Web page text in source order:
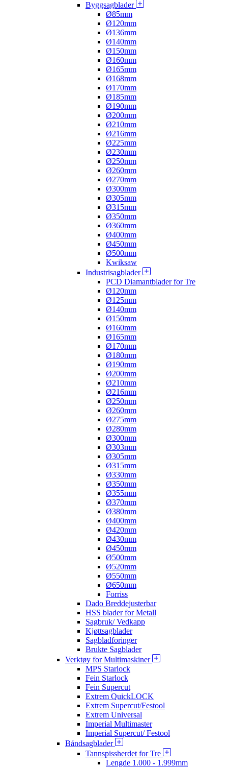
Byggsagblader
Ø85mm
Ø120mm
Ø136mm
Ø140mm
Ø150mm
Ø160mm
Ø165mm
Ø168mm
Ø170mm
Ø185mm
Ø190mm
Ø200mm
Ø210mm
Ø216mm
Ø225mm
Ø230mm
Ø250mm
Ø260mm
Ø270mm
Ø300mm
Ø305mm
Ø315mm
Ø350mm
Ø360mm
Ø400mm
Ø450mm
Ø500mm
Kwiksaw
Industrisagblader
PCD Diamantblader for Tre
Ø120mm
Ø125mm
Ø140mm
Ø150mm
Ø160mm
Ø165mm
Ø170mm
Ø180mm
Ø190mm
Ø200mm
Ø210mm
Ø216mm
Ø250mm
Ø260mm
Ø275mm
Ø280mm
Ø300mm
Ø303mm
Ø305mm
Ø315mm
Ø330mm
Ø350mm
Ø355mm
Ø370mm
Ø380mm
Ø400mm
Ø420mm
Ø430mm
Ø450mm
Ø500mm
Ø520mm
Ø550mm
Ø650mm
Forriss
Dado Breddejusterbar
HSS blader for Metall
Sagbruk/ Vedkapp
Kjøttsagblader
Sagbladforinger
Brukte Sagblader
Verktøy for Multimaskiner
MPS Starlock
Fein Starlock
Fein Supercut
Extrem QuickLOCK
Extrem Supercut/Festool
Extrem Universal
Imperial Multimaster
Imperial Supercut/ Festool
Båndsagblader
Tannspissherdet for Tre
Lengde 1.000 - 1.999mm